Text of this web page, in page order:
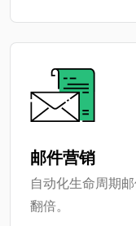
邮件营销
自动化生命周期
翻倍。